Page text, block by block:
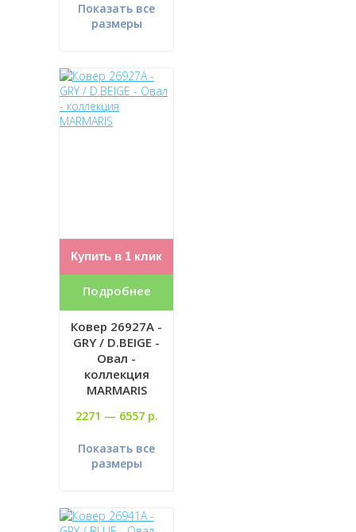
Показать все
размеры
Купить в 1 клик
Подробнее
Ковер 26927A -
GRY / D.BEIGE -
Овал -
коллекция
MARMARIS
2271 — 6557 р.
Показать все
размеры